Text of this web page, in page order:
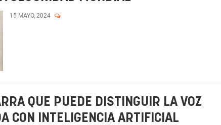
15 MAYO, 2024
QUE PUEDE DISTINGUIR LA VOZ
CON INTELIGENCIA ARTIFICIAL